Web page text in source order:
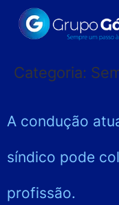
Categoria:
A condução
síndico pode
profissão.